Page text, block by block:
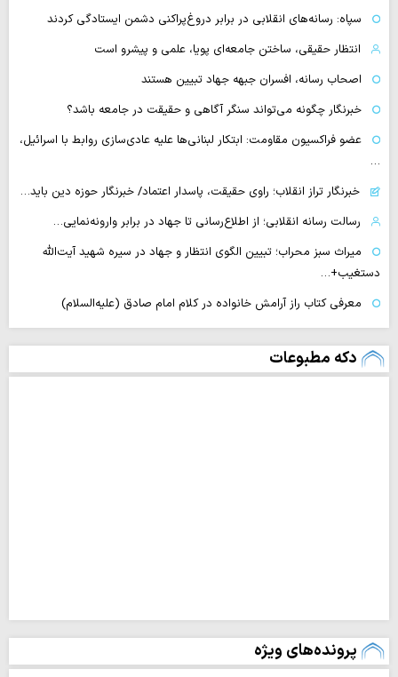
سپاه: رسانه‌های انقلابی در برابر دروغ‌پراکنی دشمن ایستادگی کردند
انتظار حقیقی، ساختن جامعه‌ای پویا، علمی و پیشرو است
اصحاب رسانه، افسران جبهه جهاد تبیین هستند
خبرنگار چگونه می‌تواند سنگر آگاهی و حقیقت در جامعه باشد؟
عضو فراکسیون مقاومت: ابتکار لبنانی‌ها علیه عادی‌سازی روابط با اسرائیل،
…
خبرنگار تراز انقلاب؛ راوی حقیقت، پاسدار اعتماد/ خبرنگار حوزه دین باید…
رسالت رسانه انقلابی؛ از اطلاع‌رسانی تا جهاد در برابر وارونه‌نمایی…
میراث سبز محراب؛ تبیین الگوی انتظار و جهاد در سیره شهید آیت‌الله
دستغیب+…
معرفی کتاب راز آرامش خانواده در کلام امام صادق (علیه‌السلام)
دکه مطبوعات
پرونده‌های ویژه